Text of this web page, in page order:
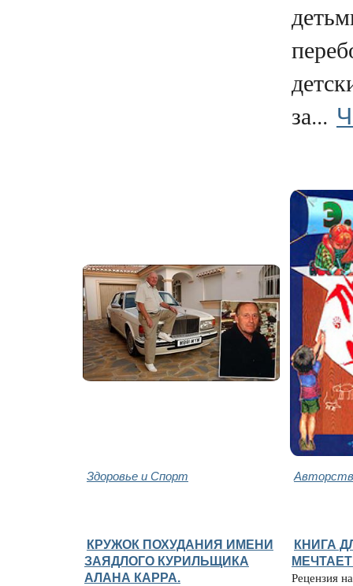
за...
Здоровье и Спорт
КРУЖОК ПОХУДАНИЯ ИМЕНИ
ЗАЯДЛОГО КУРИЛЬЩИКА
АЛАНА КАРРА.
КНИГА
Рецензия